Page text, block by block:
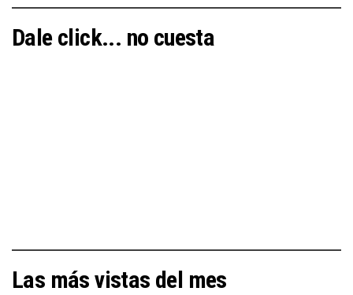
Dale click... no cuesta
Las más vistas del mes